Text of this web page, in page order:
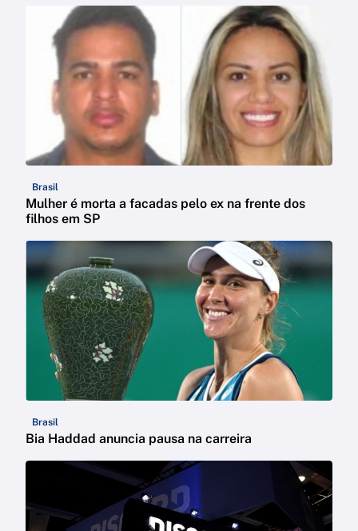
Brasil
Mulher é morta a facadas pelo ex na frente dos
filhos em SP
Brasil
Bia Haddad anuncia pausa na carreira